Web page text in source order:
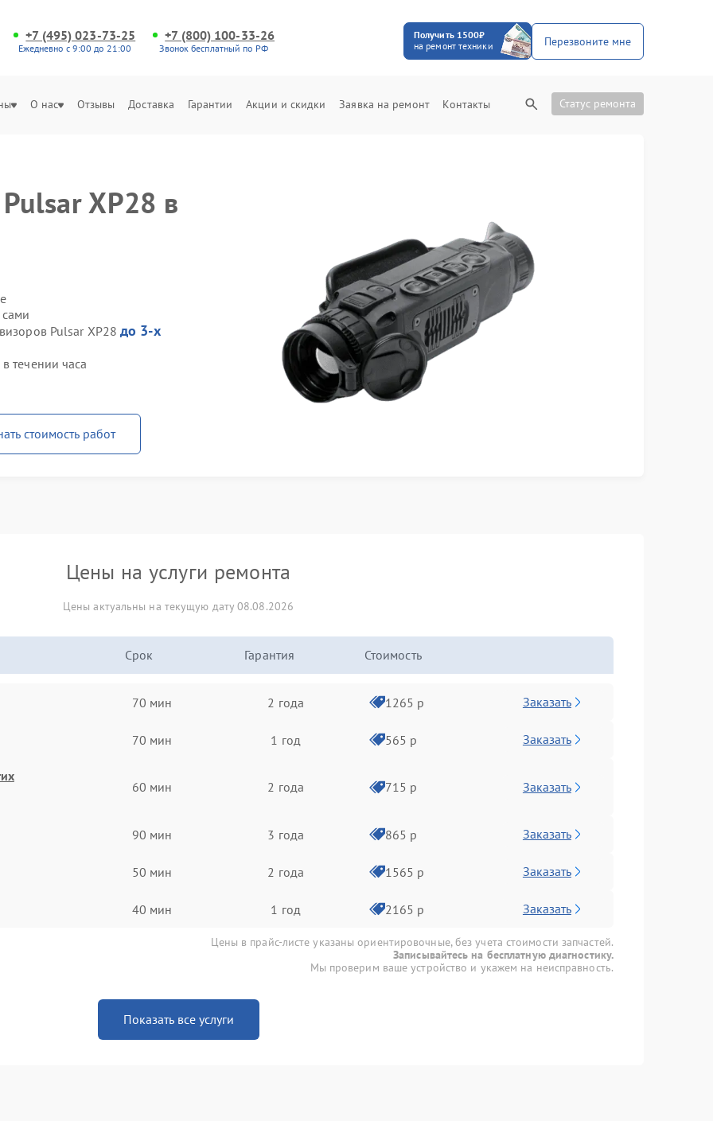
+7 (495) 023-73-25
Ежедневно с 9:00 до 21:00
+7 (800) 100-33-26
Звонок бесплатный по РФ
Получить 1500₽
на ремонт техники
Перезвоните мне
О нас Отзывы Доставка Гарантии Акции и скидки Заявка на ремонт Контакты Статус ремонта
XP28 в
Pulsar XP28 до 3-х
течении часа
стоимость работ
Цены на услуги ремонта
Цены актуальны на текущую дату 08.08.2026
Срок Гарантия Стоимость
70 мин 2 года 1265 р Заказать
70 мин 1 год 565 р Заказать
60 мин 2 года 715 р Заказать
90 мин 3 года 865 р Заказать
50 мин 2 года 1565 р Заказать
40 мин 1 год 2165 р Заказать
Цены в прайс-листе указаны ориентировочные, без учета стоимости запчастей.
Записывайтесь на бесплатную диагностику.
Мы проверим ваше устройство и укажем на неисправность.
Показать все услуги